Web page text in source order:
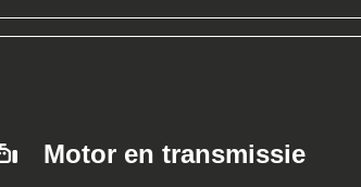
Motor en transmissie